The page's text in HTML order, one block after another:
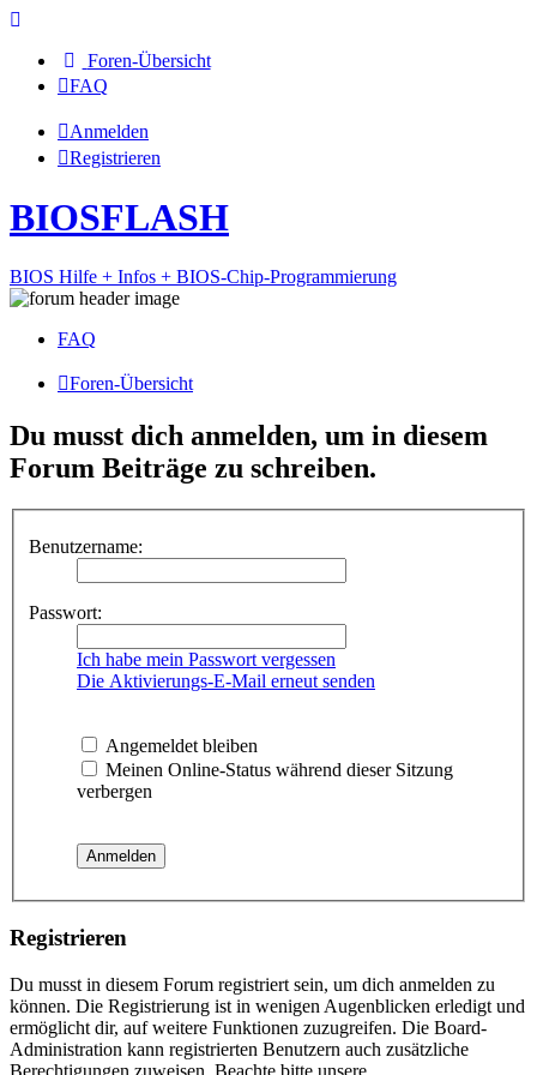
Foren-Übersicht
FAQ
Anmelden
Registrieren
BIOSFLASH
BIOS Hilfe + Infos + BIOS-Chip-Programmierung
FAQ
Foren-Übersicht
Du musst dich anmelden, um in diesem
Forum Beiträge zu schreiben.
Benutzername:
Passwort:
Ich habe mein Passwort vergessen
Die Aktivierungs-E-Mail erneut senden
Angemeldet bleiben
Meinen Online-Status während dieser Sitzung
verbergen
Registrieren
Du musst in diesem Forum registriert sein, um dich anmelden zu
können. Die Registrierung ist in wenigen Augenblicken erledigt und
ermöglicht dir, auf weitere Funktionen zuzugreifen. Die Board-
Administration kann registrierten Benutzern auch zusätzliche
Berechtigungen zuweisen. Beachte bitte unsere